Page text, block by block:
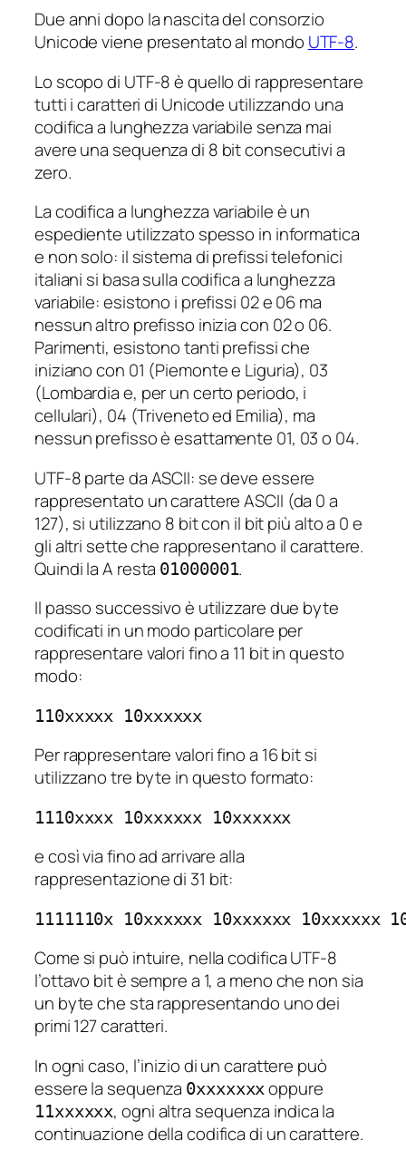
Due anni dopo la nascita del consorzio
Unicode viene presentato al mondo UTF-8.
Lo scopo di UTF-8 è quello di rappresentare
tutti i caratteri di Unicode utilizzando una
codifica a lunghezza variabile senza mai
avere una sequenza di 8 bit consecutivi a
zero.
La codifica a lunghezza variabile è un
espediente utilizzato spesso in informatica
e non solo: il sistema di prefissi telefonici
italiani si basa sulla codifica a lunghezza
variabile: esistono i prefissi 02 e 06 ma
nessun altro prefisso inizia con 02 o 06.
Parimenti, esistono tanti prefissi che
iniziano con 01 (Piemonte e Liguria), 03
(Lombardia e, per un certo periodo, i
cellulari), 04 (Triveneto ed Emilia), ma
nessun prefisso è esattamente 01, 03 o 04.
UTF-8 parte da ASCII: se deve essere
rappresentato un carattere ASCII (da 0 a
127), si utilizzano 8 bit con il bit più alto a 0 e
gli altri sette che rappresentano il carattere.
Quindi la A resta 01000001.
Il passo successivo è utilizzare due byte
codificati in un modo particolare per
rappresentare valori fino a 11 bit in questo
modo:
110xxxxx 10xxxxxx
Per rappresentare valori fino a 16 bit si
utilizzano tre byte in questo formato:
1110xxxx 10xxxxxx 10xxxxxx
e così via fino ad arrivare alla
rappresentazione di 31 bit:
1111110x 10xxxxxx 10xxxxxx 10xxxxxx
Come si può intuire, nella codifica UTF-8
l’ottavo bit è sempre a 1, a meno che non sia
un byte che sta rappresentando uno dei
primi 127 caratteri.
In ogni caso, l’inizio di un carattere può
essere la sequenza 0xxxxxxx oppure
11xxxxxx, ogni altra sequenza indica la
continuazione della codifica di un carattere.